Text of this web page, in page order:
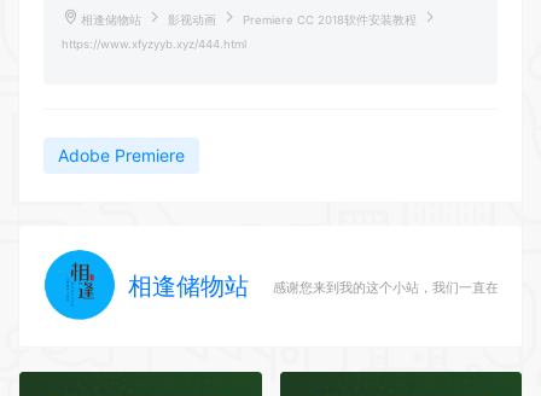
相逢储物站 影视动画
Premiere CC 2018软件安装教程
https://www.xfyzyyb.xyz/444.html
Adobe Premiere
相逢储物站 感谢您来到我的这个小站，我们一直在路上